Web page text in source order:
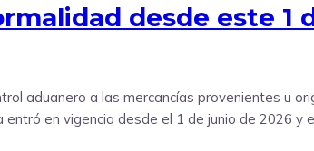
desde este 1
aduanero a las mercancías provenientes u
en vigencia desde el 1 de junio de 2026 y